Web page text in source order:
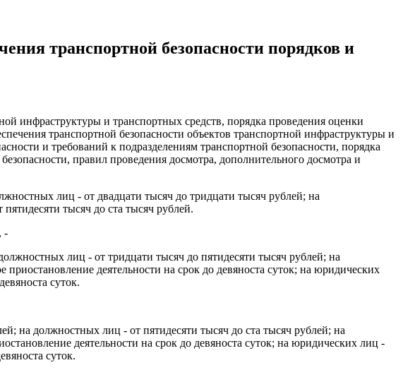
транспортной безопасности порядков и
инфраструктуры и транспортных средств, порядка проведения оценки
транспортной безопасности объектов транспортной инфраструктуры и
и требований к подразделениям транспортной безопасности, порядка
правил проведения досмотра, дополнительного досмотра и
лиц - от двадцати тысяч до тридцати тысяч рублей; на
тысяч до ста тысяч рублей.
-
лиц - от тридцати тысяч до пятидесяти тысяч рублей; на
деятельности на срок до девяноста суток; на юридических
суток.
на должностных лиц - от пятидесяти тысяч до ста тысяч рублей; на
деятельности на срок до девяноста суток; на юридических лиц -
суток.